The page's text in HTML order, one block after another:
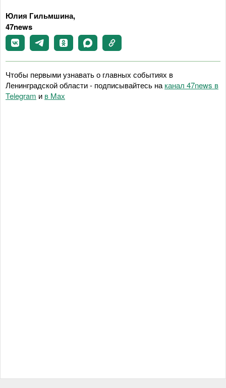
Юлия Гильмшина,
47news
Чтобы первыми узнавать о главных событиях в
Ленинградской области - подписывайтесь на канал 47news в
Telegram и в Maх